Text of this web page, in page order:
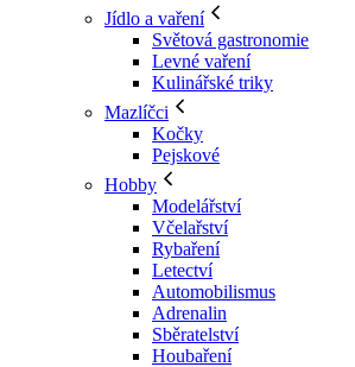
Jídlo a vaření
Světová gastronomie
Levné vaření
Kulinářské triky
Mazlíčci
Kočky
Pejskové
Hobby
Modelářství
Včelařství
Rybaření
Letectví
Automobilismus
Adrenalin
Sběratelství
Houbaření